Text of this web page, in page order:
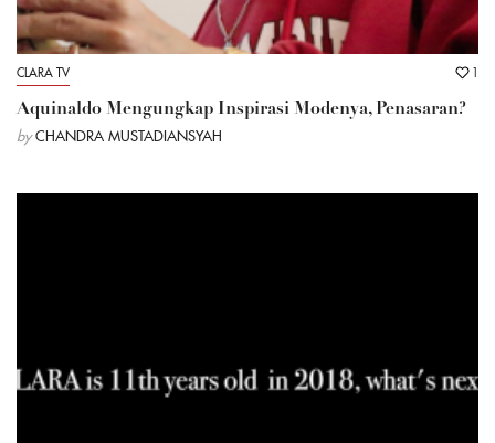
CLARA TV 1
Aquinaldo Mengungkap Inspirasi Modenya, Penasaran?
by CHANDRA MUSTADIANSYAH